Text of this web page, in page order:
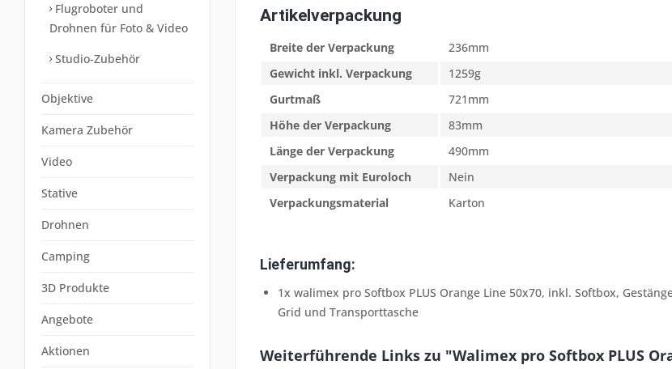
Flugroboter und
Drohnen für Foto & Video
Studio-Zubehör
Objektive
Kamera Zubehör
Video
Stative
Drohnen
Camping
3D Produkte
Angebote
Aktionen
Artikelverpackung
Breite der Verpackung
236mm
Gewicht inkl. Verpackung
1259g
Gurtmaß
721mm
Höhe der Verpackung
83mm
Länge der Verpackung
490mm
Verpackung mit Euroloch
Nein
Verpackungsmaterial
Karton
Lieferumfang:
1x walimex pro Softbox PLUS Orange Line 50x70, inkl. Softbox,
Grid und Transporttasche
Weiterführende Links zu "Walimex pro Softbox PLUS